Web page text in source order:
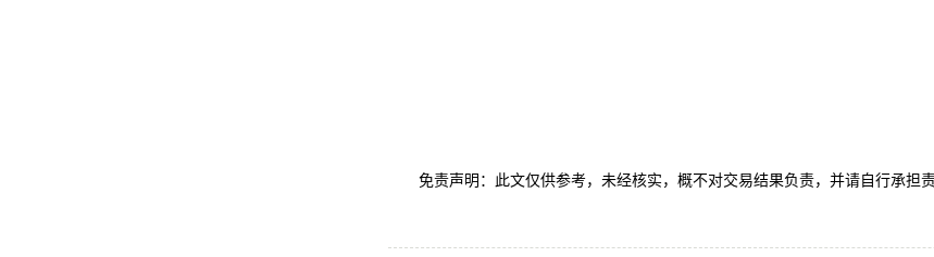
免责声明：此文仅供参考，未经核实，概不对交易结果负责，并请自行承担责